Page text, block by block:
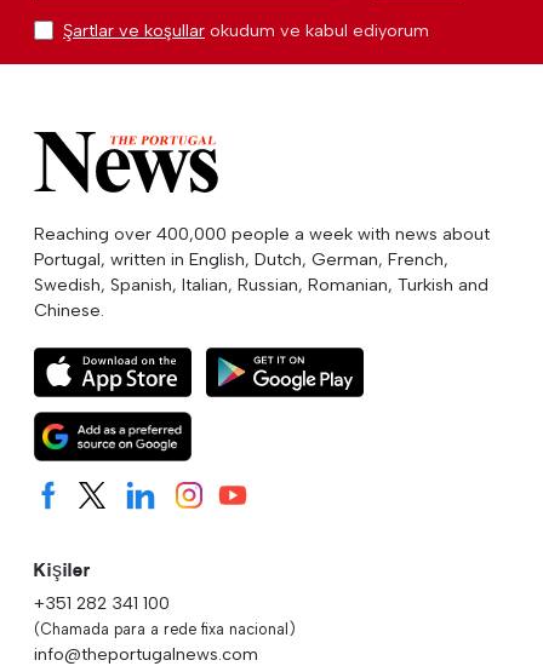
Şartlar ve koşullar okudum ve kabul ediyorum
Reaching over 400,000 people a week with news about
Portugal, written in English, Dutch, German, French,
Swedish, Spanish, Italian, Russian, Romanian, Turkish and
Chinese.
Kişiler
+351 282 341 100
(Chamada para a rede fixa nacional)
info@theportugalnews.com